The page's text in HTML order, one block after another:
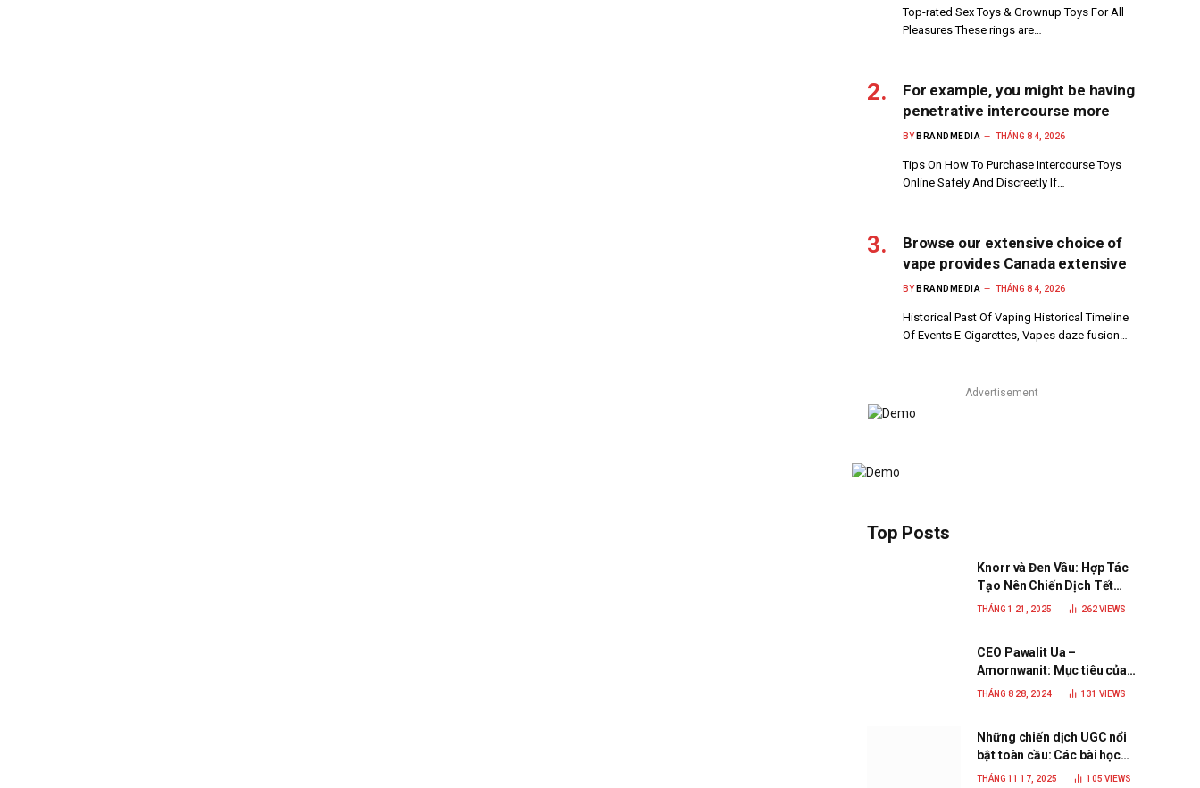
Top-rated Sex Toys & Grownup Toys For All
Pleasures These rings are…
For example, you might be having
penetrative intercourse more
BY BRANDMEDIA THÁNG 8 4, 2026
Tips On How To Purchase Intercourse Toys
Online Safely And Discreetly If…
Browse our extensive choice of
vape provides Canada extensive
BY BRANDMEDIA THÁNG 8 4, 2026
Historical Past Of Vaping Historical Timeline
Of Events E-Cigarettes, Vapes daze fusion…
Advertisement
Top Posts
Knorr và Đen Vâu: Hợp Tác
Tạo Nên Chiến Dịch Tết
2025 Đầy Cảm Xúc “Vị Nhà”
THÁNG 1 21, 2025 262VIEWS
CEO Pawalit Ua –
Amornwanit: Mục tiêu của
C.P. Việt Nam là trở thành
THÁNG 8 28, 2024 131VIEWS
Những chiến dịch UGC nổi
bật toàn cầu: Các bài học
đắt giá cho thương hiệu
THÁNG 11 17, 2025 105VIEWS